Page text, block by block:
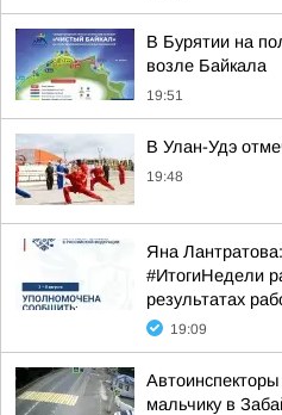
В Бурятии на
возле Байкала
19:51
В Улан-Удэ
19:48
Яна
#ИтогиНедели
результатах
19:09
мальчику в